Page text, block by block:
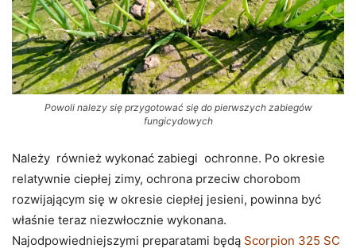
Powoli nalezy się przygotować się do pierwszych zabiegów
fungicydowych
Należy również wykonać zabiegi ochronne. Po okresie
relatywnie ciepłej zimy, ochrona przeciw chorobom
rozwijającym się w okresie ciepłej jesieni, powinna być
właśnie teraz niezwłocznie wykonana.
Najodpowiedniejszymi preparatami będą Scorpion 325 SC